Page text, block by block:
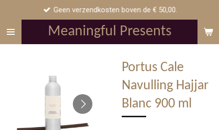
naar
Meaningful Presents
Geen verzendkosten boven de € 50,00.
Portus Cale
Navulling Hajjar
Blanc 900 ml